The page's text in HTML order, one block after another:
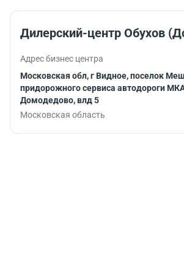
Дилерский-центр Обухов
Адрес бизнес центра
Московская обл, г Видное, поселок
придорожного сервиса автодороги
Домодедово, влд 5
Московская область